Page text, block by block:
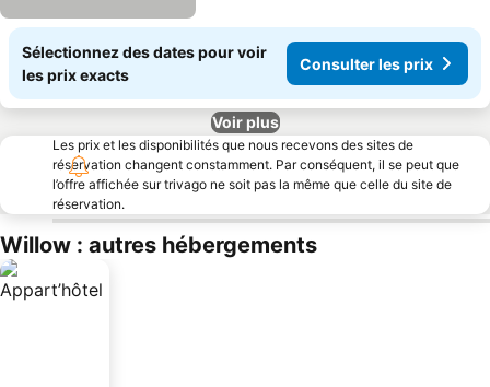
Sélectionnez des dates pour voir
les prix exacts
Consulter les prix
Voir plus
Les prix et les disponibilités que nous recevons des sites de
réservation changent constamment. Par conséquent, il se peut que
l’offre affichée sur trivago ne soit pas la même que celle du site de
réservation.
Willow : autres hébergements